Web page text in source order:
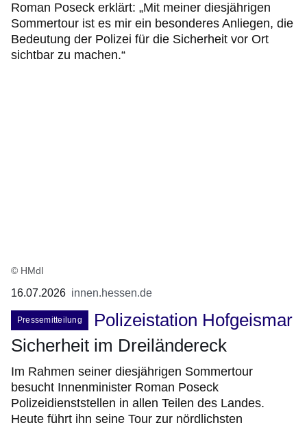
Roman Poseck erklärt: „Mit meiner diesjährigen
Sommertour ist es mir ein besonderes Anliegen, die
Bedeutung der Polizei für die Sicherheit vor Ort
sichtbar zu machen.“
© HMdI
16.07.2026 innen.hessen.de
Pressemitteilung
Polizeistation Hofgeismar
Sicherheit im Dreiländereck
Im Rahmen seiner diesjährigen Sommertour
besucht Innenminister Roman Poseck
Polizeidienststellen in allen Teilen des Landes.
Heute führt ihn seine Tour zur nördlichsten